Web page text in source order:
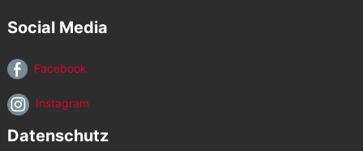
Social Media
Facebook
Instagram
Datenschutz